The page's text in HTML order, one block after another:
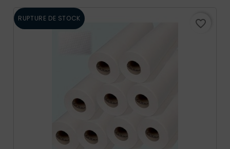
RUPTURE DE STOCK favorite_border